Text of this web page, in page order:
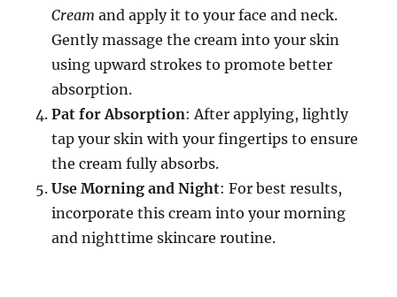
Cream and apply it to your face and neck.
Gently massage the cream into your skin
using upward strokes to promote better
absorption.
Pat for Absorption: After applying, lightly
tap your skin with your fingertips to ensure
the cream fully absorbs.
Use Morning and Night: For best results,
incorporate this cream into your morning
and nighttime skincare routine.